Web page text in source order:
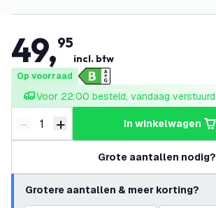
49,95
incl. btw
Op voorraad
Voor 22:00 besteld, vandaag verstuurd
Verminder hoeveelheid
- Verhoog hoeveelheid
+ in winkelwagen
Grote aantallen nodig?
Grotere aantallen & meer korting?